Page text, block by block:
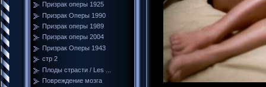
Призрак оперы 1925
Призрак Оперы 1990
Призрак оперы 1989
Призрак оперы 2004
Призрак Оперы 1943
стр 2
Плоды страсти / Les ...
Повреждение мозга